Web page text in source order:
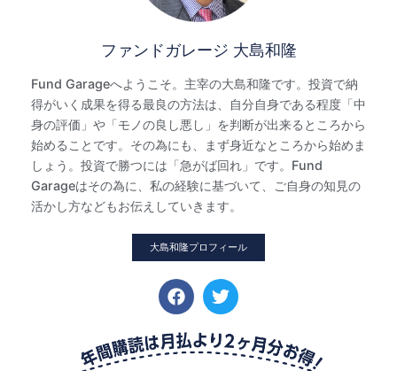
ファンドガレージ 大島和隆
Fund Garageへようこそ。主宰の大島和隆です。投資で納
得がいく成果を得る最良の方法は、自分自身である程度「中
身の評価」や「モノの良し悪し」を判断が出来るところから
始めることです。その為にも、まず身近なところから始めま
しょう。投資で勝つには「急がば回れ」です。Fund
Garageはその為に、私の経験に基づいて、ご自身の知見の
活かし方などもお伝えしていきます。
大島和隆プロフィール